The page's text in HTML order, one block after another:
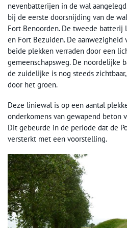
nevenbatterijen in de wal
bij de eerste doorsnijding van de
Fort Benoorden. De tweede batterij
en Fort Bezuiden. De
beide plekken verraden door een
gemeenschapsweg. De noordelijke
de zuidelijke is nog steeds
door het groen.
Deze liniewal is op een aantal
onderkomens van gewapend beton
Dit gebeurde in de periode dat de
versterkt met een voorstelling.